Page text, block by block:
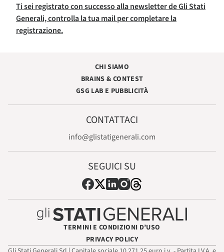
Ti sei registrato con successo alla newsletter de Gli Stati
Generali, controlla la tua mail per completare la
registrazione.
CHI SIAMO
BRAINS & CONTEST
GSG LAB E PUBBLICITÀ
CONTATTACI
info@glistatigenerali.com
SEGUICI SU
TERMINI E CONDIZIONI D’USO
PRIVACY POLICY